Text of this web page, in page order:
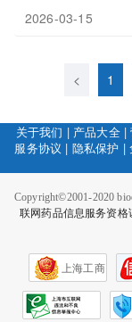
2026-03-15
< 1
关于我们 | 产品大全|
服务协议 | 隐私保护 |
Copyright©2001-2020
联网药品信息服务资格
上海工商